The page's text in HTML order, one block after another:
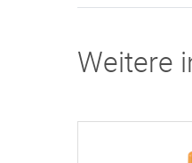
Weitere